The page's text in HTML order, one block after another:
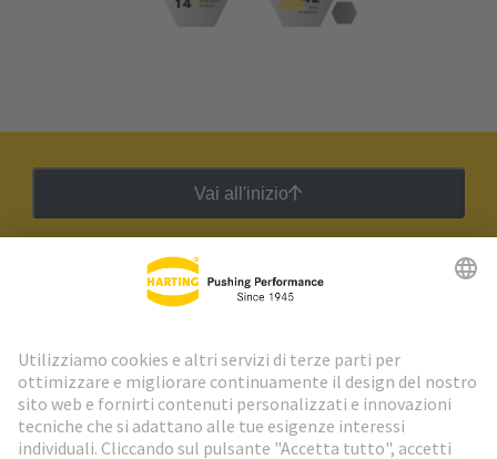
Vai all'inizio
Newsletter HARTING
Vai al registrazione